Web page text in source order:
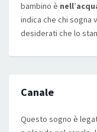
bambino è nell’
indica che chi sogna
desiderati che lo
Canale
Questo sogno è